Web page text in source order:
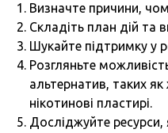
Визначте причини,
Складіть план дій та
Шукайте підтримку у
Розгляньте
альтернатив, таких
нікотинові пластирі.
Досліджуйте